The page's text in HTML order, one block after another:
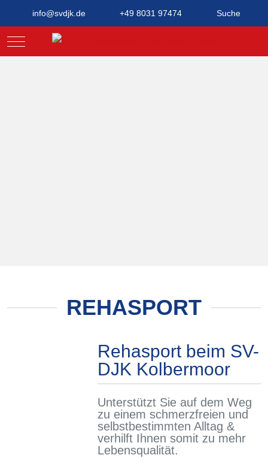
info@svdjk.de +49 8031 97474 Suche
Mobile Menu Toggle
REHASPORT
Rehasport beim SV-
DJK Kolbermoor
Unterstützt Sie auf dem Weg
zu einem schmerzfreien und
selbstbestimmten Alltag &
verhilft Ihnen somit zu mehr
Lebensqualität.